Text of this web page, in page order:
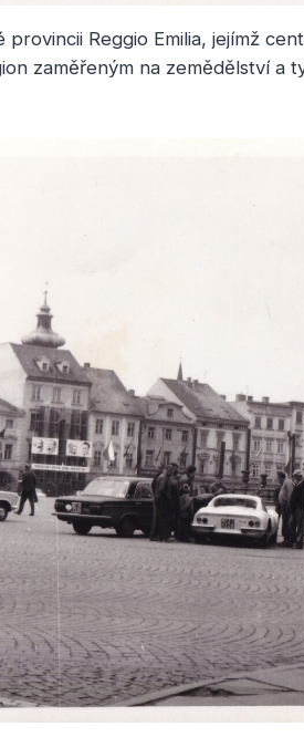
Reggio Emilia, jejímž
zaměřeným na zemědělství a